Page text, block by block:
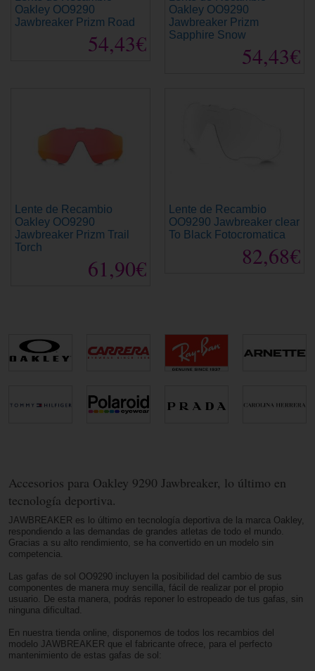
Oakley OO9290
Jawbreaker Prizm Road
54,43€
Oakley OO9290
Jawbreaker Prizm
Sapphire Snow
54,43€
Lente de Recambio
Oakley OO9290
Jawbreaker Prizm Trail
Torch
61,90€
Lente de Recambio
OO9290 Jawbreaker clear
To Black Fotocromatica
82,68€
Accesorios para Oakley 9290 Jawbreaker, lo último en
tecnología deportiva.
JAWBREAKER es lo último en tecnología deportiva de la marca Oakley,
respondiendo a las demandas de grandes atletas de todo el mundo.
Gracias a su alto rendimiento, se ha convertido en un modelo sin
competencia.
Las gafas de sol OO9290 incluyen la posibilidad del cambio de sus
componentes de manera muy sencilla, fácil de realizar por el propio
usuario. De esta manera, podrás reponer lo estropeado de tus gafas, sin
ninguna dificultad.
En nuestra tienda online, disponemos de todos los recambios del
modelo JAWBREAKER que el fabricante ofrece, para el perfecto
mantenimiento de estas gafas de sol: